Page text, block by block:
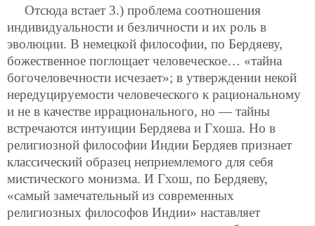
Отсюда встает 3.) проблема соотношения
индивидуальности и безличности и их роль в
эволюции. В немецкой философии, по Бердяеву,
божественное поглощает человеческое… «тайна
богочеловечности исчезает»; в утверждении некой
нередуцируемости человеческого к рациональному
и не в качестве иррационального, но — тайны
встречаются интуиции Бердяева и Гхоша. Но в
религиозной философии Индии Бердяев признает
классический образец неприемлемого для себя
мистического монизма. И Гхош, по Бердяеву,
«самый замечательный из современных
религиозных философов Индии» наставляет